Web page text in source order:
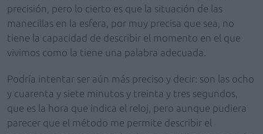
precisión, pero lo cierto es que la situación de las
manecillas en la esfera, por muy precisa que sea, no
tiene la capacidad de describir el momento en el que
vivimos como la tiene una palabra adecuada.
Podría intentar ser aún más preciso y decir: son las ocho
y cuarenta y siete minutos y treinta y tres segundos,
que es la hora que indica el reloj, pero aunque pudiera
parecer que el método me permite describir el